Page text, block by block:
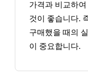
가격과 비교하
것이 좋습니다.
구매했을 때의
이 중요합니다.